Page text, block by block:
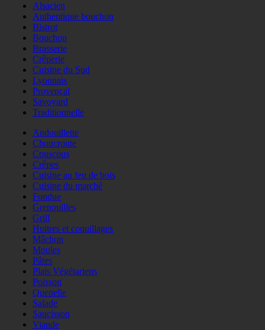
Alsacien
Authentique bouchon
Bistrot
Bouchon
Brasserie
Crêperie
Cuisine du Sud
Lyonnais
Provençal
Savoyard
Traditionnelle
Andouillette
Choucroute
Couscous
Crêpes
Cuisine au feu de bois
Cuisine du marché
Fondue
Grenouilles
Grill
Huitres et coquillages
Mâchon
Moules
Pâtes
Plats Végétariens
Poisson
Quenelle
Salade
Saucisson
Viande